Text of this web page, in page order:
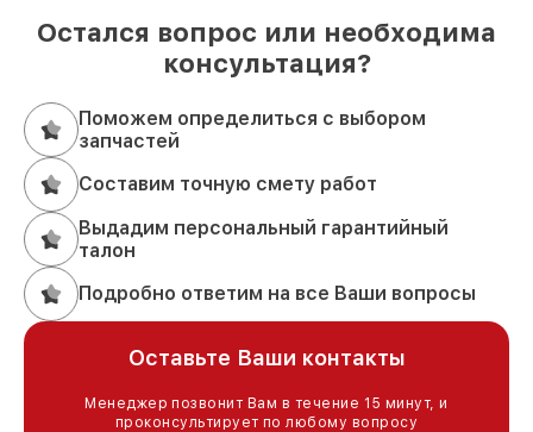
Остался вопрос или необходима
консультация?
Поможем определиться с выбором
запчастей
Составим точную смету работ
Выдадим персональный гарантийный
талон
Подробно ответим на все Ваши вопросы
Оставьте Ваши контакты
Менеджер позвонит Вам в течение 15 минут, и
проконсультирует по любому вопросу